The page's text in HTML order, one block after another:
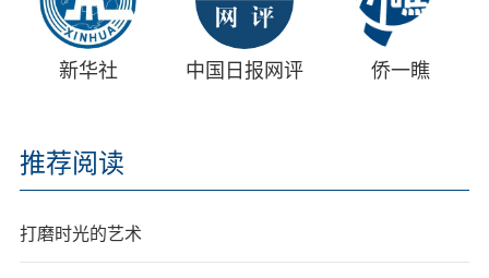
新华社 中国日报网评 侨一瞧
推荐阅读
打磨时光的艺术